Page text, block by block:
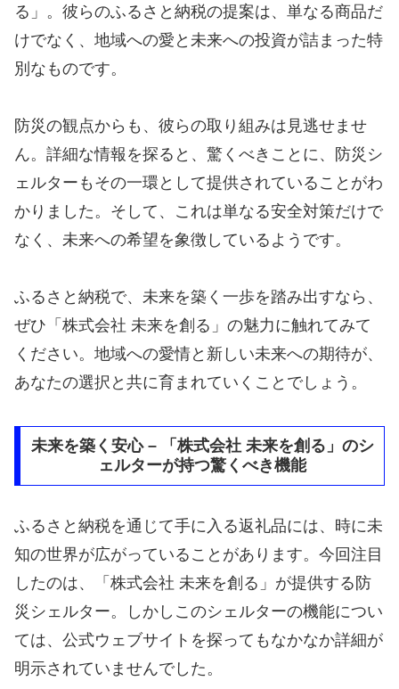
る」。彼らのふるさと納税の提案は、単なる商品だ
けでなく、地域への愛と未来への投資が詰まった特
別なものです。
防災の観点からも、彼らの取り組みは見逃せませ
ん。詳細な情報を探ると、驚くべきことに、防災シ
ェルターもその一環として提供されていることがわ
かりました。そして、これは単なる安全対策だけで
なく、未来への希望を象徴しているようです。
ふるさと納税で、未来を築く一歩を踏み出すなら、
ぜひ「株式会社 未来を創る」の魅力に触れてみて
ください。地域への愛情と新しい未来への期待が、
あなたの選択と共に育まれていくことでしょう。
未来を築く安心 – 「株式会社 未来を創る」のシ
ェルターが持つ驚くべき機能
ふるさと納税を通じて手に入る返礼品には、時に未
知の世界が広がっていることがあります。今回注目
したのは、「株式会社 未来を創る」が提供する防
災シェルター。しかしこのシェルターの機能につい
ては、公式ウェブサイトを探ってもなかなか詳細が
明示されていませんでした。